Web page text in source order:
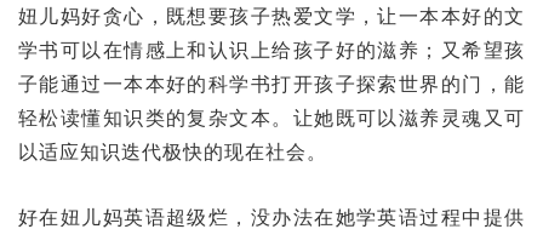
妞儿妈好贪心，既想要孩子热爱文学，让一本本好的文
学书可以在情感上和认识上给孩子好的滋养；又希望孩
子能通过一本本好的科学书打开孩子探索世界的门，能
轻松读懂知识类的复杂文本。让她既可以滋养灵魂又可
以适应知识迭代极快的现在社会。
好在妞儿妈英语超级烂，没办法在她学英语过程中提供